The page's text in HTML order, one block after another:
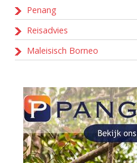
Penang
Reisadvies
Maleisisch Borneo